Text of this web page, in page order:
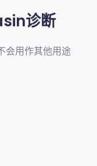
诊断
会用作其他用途